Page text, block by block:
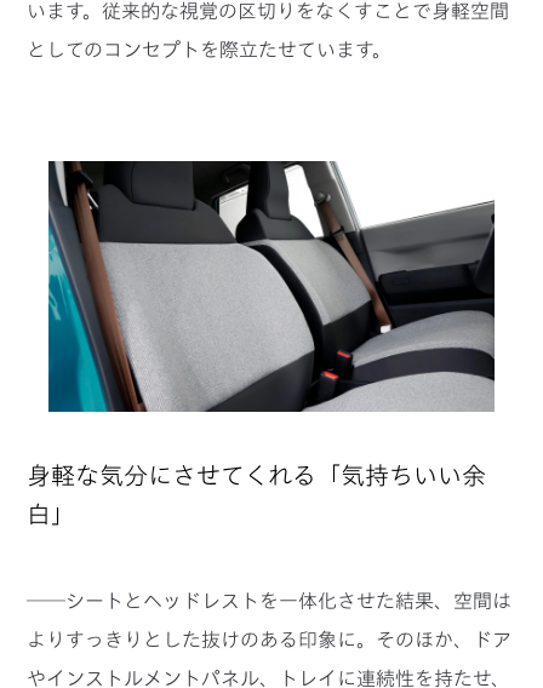
います。従来的な視覚の区切りをなくすことで身軽空間
としてのコンセプトを際立たせています。
身軽な気分にさせてくれる「気持ちいい余
白」
──シートとヘッドレストを一体化させた結果、空間は
よりすっきりとした抜けのある印象に。そのほか、ドア
やインストルメントパネル、トレイに連続性を持たせ、